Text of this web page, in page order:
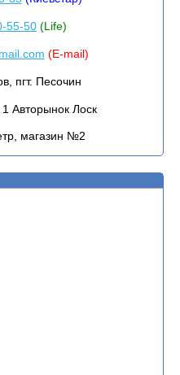
55-50 (Life)
(E-mail)
пгт. Песочин
Авторынок Лоск
магазин №2